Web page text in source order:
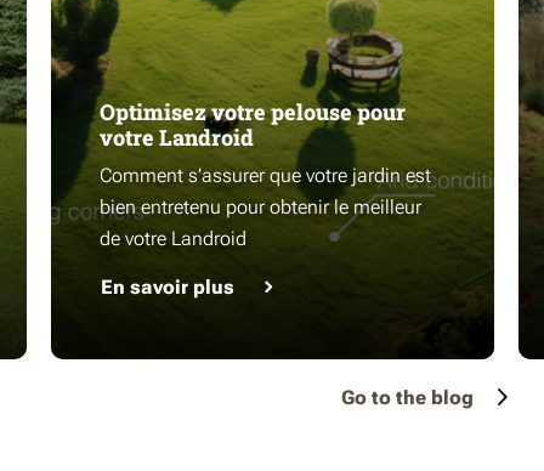
Optimisez votre pelouse pour
votre Landroid
Comment s’assurer que votre jardin est
bien entretenu pour obtenir le meilleur
de votre Landroid
En savoir plus
Go to the blog